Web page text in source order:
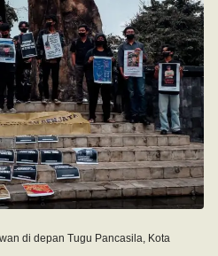
di depan Tugu Pancasila, Kota